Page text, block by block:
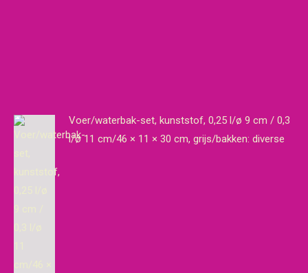
Voer/waterbak-set, kunststof, 0,25 l/ø 9 cm / 0,3
l/ø 11 cm/46 × 11 × 30 cm, grijs/bakken: diverse